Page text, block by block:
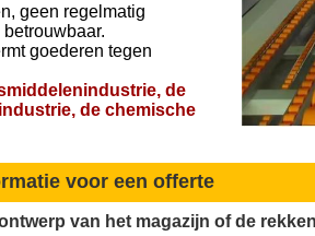
geen regelmatig
goederen tegen
de
de chemische
voor een offerte
van het magazijn of de